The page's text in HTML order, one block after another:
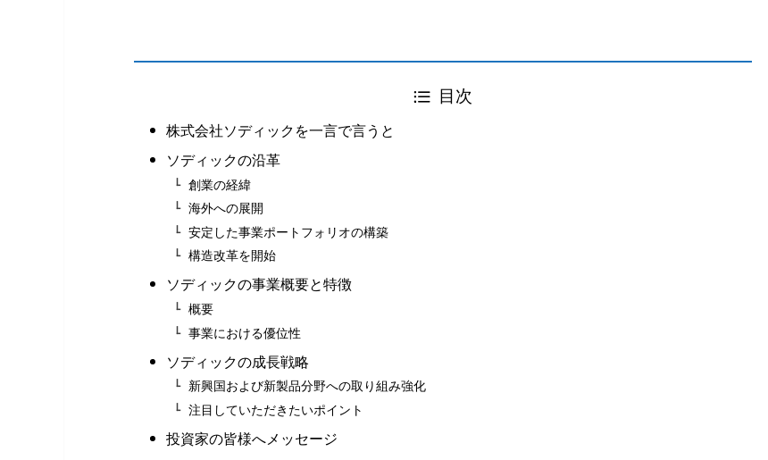
目次
株式会社ソディックを一言で言うと
ソディックの沿革
創業の経緯
海外への展開
安定した事業ポートフォリオの構築
構造改革を開始
ソディックの事業概要と特徴
概要
事業における優位性
ソディックの成長戦略
新興国および新製品分野への取り組み強化
注目していただきたいポイント
投資家の皆様へメッセージ